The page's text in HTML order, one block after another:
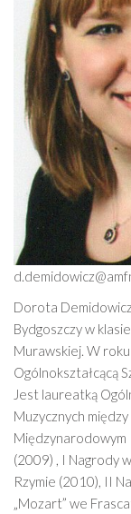
Dorota
Bydgoszczy w
Murawskiej. W
Ogólnokształcącą
Jest laureatką
Muzycznych
Międzynarodowym
(2009) , I Nagrody
Rzymie (2010), II
„Mozart” we